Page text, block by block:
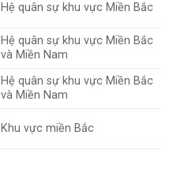
Hệ quân sự khu vực Miền Bắc
Hệ quân sự khu vực Miền Bắc
và Miền Nam
Hệ quân sự khu vực Miền Bắc
và Miền Nam
Khu vực miền Bắc